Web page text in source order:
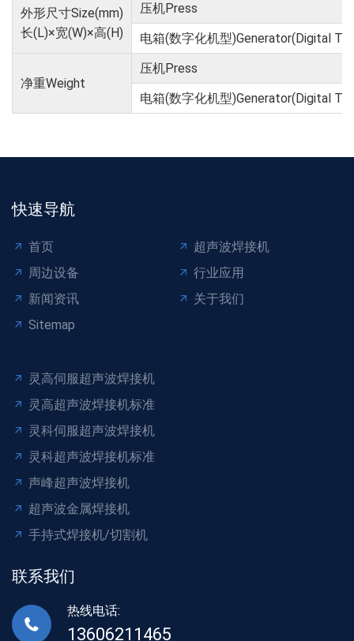
外形尺寸Size(mm)
长(L)×宽(W)×高(H)
压机Press
电箱(数字化机型)Generator(Digital
净重Weight
压机Press
电箱(数字化机型)Generator(Digital
快速导航
首页
超声波焊接机
周边设备
行业应用
新闻资讯
关于我们
Sitemap
灵高伺服超声波焊接机
灵高超声波焊接机标准
灵科伺服超声波焊接机
灵科超声波焊接机标准
声峰超声波焊接机
超声波金属焊接机
手持式焊接机/切割机
联系我们
热线电话:
13606211465